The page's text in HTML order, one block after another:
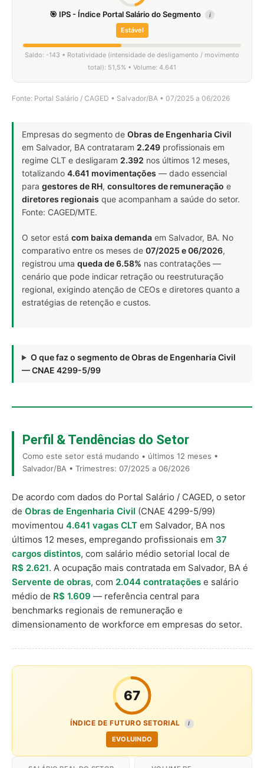
🎯 IPS - Índice Portal Salário do Segmento i
Estável
Saldo: -143 • Rotatividade (intensidade de desligamento / movimento
total): 51,5% • Volume: 4.641
Fonte: Portal Salário / CAGED • Salvador/BA • 07/2025 a 06/2026
Empresas do segmento de Obras de Engenharia Civil
em Salvador, BA contrataram 2.249 profissionais em
regime CLT e desligaram 2.392 nos últimos 12 meses,
totalizando 4.641 movimentações — dado essencial
para gestores de RH, consultores de remuneração e
diretores regionais que acompanham a saúde do setor.
Fonte: CAGED/MTE.
O setor está com baixa demanda em Salvador, BA. No
comparativo entre os meses de 07/2025 e 06/2026,
registrou uma queda de 6.58% nas contratações —
cenário que pode indicar retração ou reestruturação
regional, exigindo atenção de CEOs e diretores quanto a
estratégias de retenção e custos.
O que faz o segmento de Obras de Engenharia Civil
— CNAE 4299-5/99
Perfil & Tendências do Setor
Como este setor está mudando • últimos 12 meses •
Salvador/BA • Trimestres: 07/2025 a 06/2026
De acordo com dados do Portal Salário / CAGED, o setor
de Obras de Engenharia Civil (CNAE 4299-5/99)
movimentou 4.641 vagas CLT em Salvador, BA nos
últimos 12 meses, empregando profissionais em 37
cargos distintos, com salário médio setorial local de
R$ 2.621. A ocupação mais contratada em Salvador, BA é
Servente de obras, com 2.044 contratações e salário
médio de R$ 1.609 — referência central para
benchmarks regionais de remuneração e
dimensionamento de workforce em empresas do setor.
67
ÍNDICE DE FUTURO SETORIAL I
EVOLUINDO